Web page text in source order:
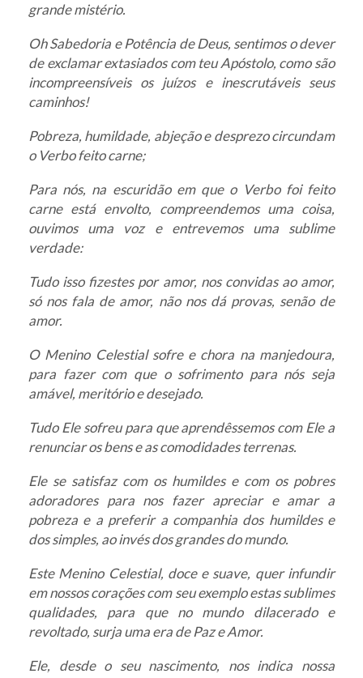
grande mistério.
Oh Sabedoria e Potência de Deus, sentimos o dever
de exclamar extasiados com teu Apóstolo, como são
incompreensíveis os juízos e inescrutáveis seus
caminhos!
Pobreza, humildade, abjeção e desprezo circundam
o Verbo feito carne;
Para nós, na escuridão em que o Verbo foi feito
carne está envolto, compreendemos uma coisa,
ouvimos uma voz e entrevemos uma sublime
verdade:
Tudo isso fizestes por amor, nos convidas ao amor,
só nos fala de amor, não nos dá provas, senão de
amor.
O Menino Celestial sofre e chora na manjedoura,
para fazer com que o sofrimento para nós seja
amável, meritório e desejado.
Tudo Ele sofreu para que aprendêssemos com Ele a
renunciar os bens e as comodidades terrenas.
Ele se satisfaz com os humildes e com os pobres
adoradores para nos fazer apreciar e amar a
pobreza e a preferir a companhia dos humildes e
dos simples, ao invés dos grandes do mundo.
Este Menino Celestial, doce e suave, quer infundir
em nossos corações com seu exemplo estas sublimes
qualidades, para que no mundo dilacerado e
revoltado, surja uma era de Paz e Amor.
Ele, desde o seu nascimento, nos indica nossa